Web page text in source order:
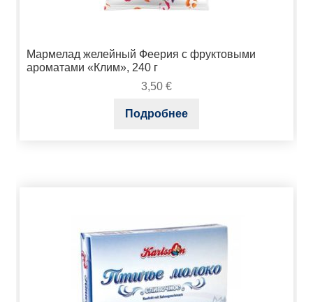
Мармелад желейный Феерия с фруктовыми
ароматами «Клим», 240 г
3,50 €
Подробнее